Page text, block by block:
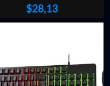
$28,13